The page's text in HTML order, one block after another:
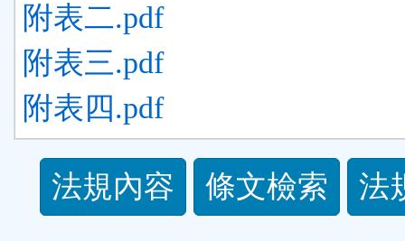
附表二.pdf
附表三.pdf
附表四.pdf
規
法規內容 條文檢索 法